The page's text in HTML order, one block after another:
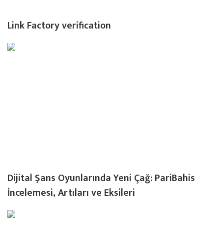
Link Factory verification
Dijital Şans Oyunlarında Yeni Çağ: PariBahis
İncelemesi, Artıları ve Eksileri